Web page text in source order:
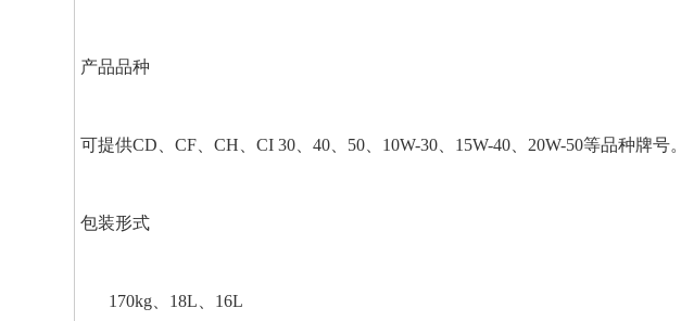
产品品种
可提供CD、CF、CH、CI 30、40、50、10W-30、15W-40、20W-50等品种牌号
包装形式
170kg、18L、16L